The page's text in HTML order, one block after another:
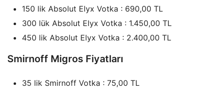
150 lik Absolut Elyx Votka : 690,00 TL
300 lük Absolut Elyx Votka : 1.450,00 TL
450 lik Absolut Elyx Votka : 2.400,00 TL
Smirnoff Migros Fiyatları
35 lik Smirnoff Votka : 75,00 TL